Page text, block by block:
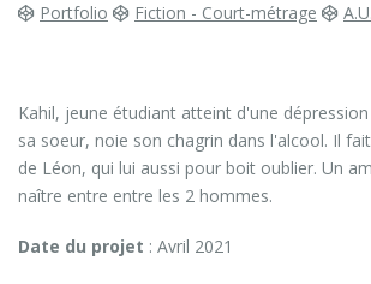
Portfolio Fiction - Court-métrage
Kahil, jeune étudiant atteint d'une
sa soeur, noie son chagrin dans l'alcool. Il
de Léon, qui lui aussi pour boit oublier. Un
naître entre entre les 2 hommes.
Date du projet : Avril 2021